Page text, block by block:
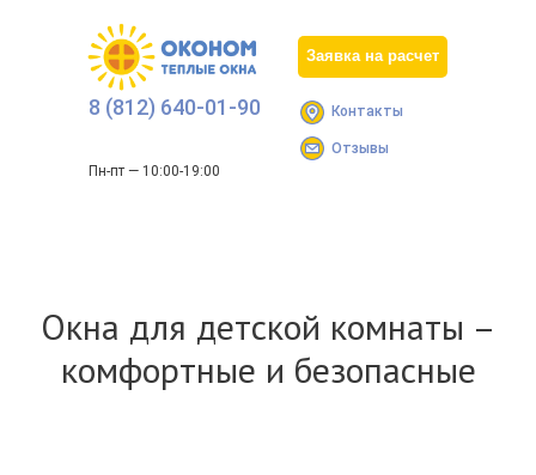
Заявка на расчет
Контакты
Отзывы
8 (812) 640-01-90
Пн-пт — 10:00-19:00
Окна для детской комнаты –
комфортные и безопасные